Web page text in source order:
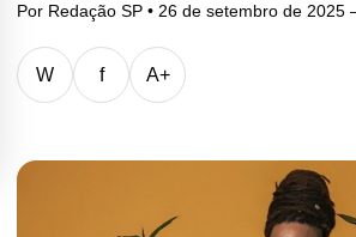
Por Redação SP • 26 de setembro de 2025
W f A+